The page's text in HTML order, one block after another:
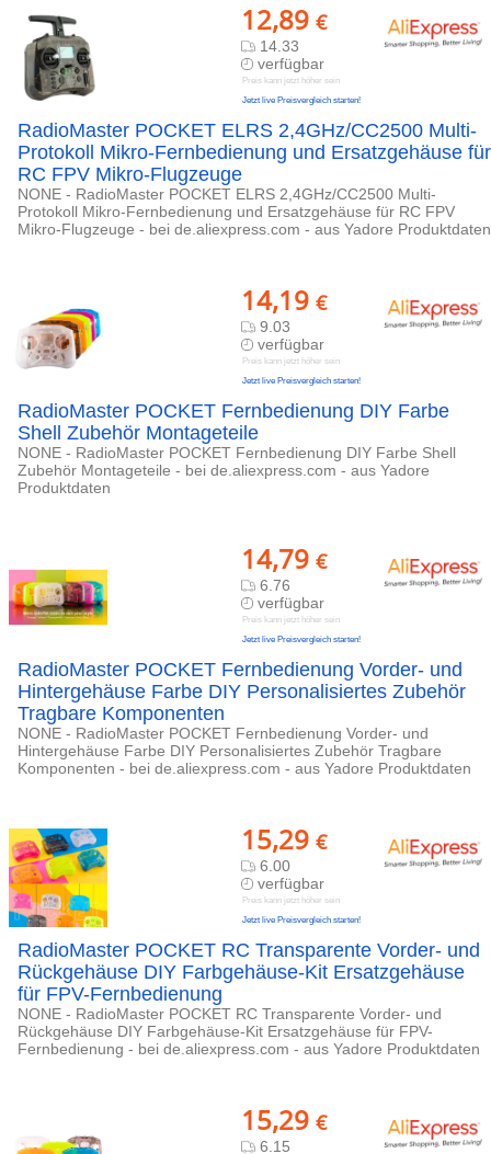
12,89 €
14.33
verfügbar
Preis kann jetzt höher sein
Jetzt live Preisvergleich starten!
RadioMaster POCKET ELRS 2,4GHz/CC2500 Multi-
Protokoll Mikro-Fernbedienung und Ersatzgehäuse für
RC FPV Mikro-Flugzeuge
NONE - RadioMaster POCKET ELRS 2,4GHz/CC2500 Multi-
Protokoll Mikro-Fernbedienung und Ersatzgehäuse für RC FPV
Mikro-Flugzeuge - bei de.aliexpress.com - aus Yadore Produktdaten
14,19 €
9.03
verfügbar
Preis kann jetzt höher sein
Jetzt live Preisvergleich starten!
RadioMaster POCKET Fernbedienung DIY Farbe
Shell Zubehör Montageteile
NONE - RadioMaster POCKET Fernbedienung DIY Farbe Shell
Zubehör Montageteile - bei de.aliexpress.com - aus Yadore
Produktdaten
14,79 €
6.76
verfügbar
Preis kann jetzt höher sein
Jetzt live Preisvergleich starten!
RadioMaster POCKET Fernbedienung Vorder- und
Hintergehäuse Farbe DIY Personalisiertes Zubehör
Tragbare Komponenten
NONE - RadioMaster POCKET Fernbedienung Vorder- und
Hintergehäuse Farbe DIY Personalisiertes Zubehör Tragbare
Komponenten - bei de.aliexpress.com - aus Yadore Produktdaten
15,29 €
6.00
verfügbar
Preis kann jetzt höher sein
Jetzt live Preisvergleich starten!
RadioMaster POCKET RC Transparente Vorder- und
Rückgehäuse DIY Farbgehäuse-Kit Ersatzgehäuse
für FPV-Fernbedienung
NONE - RadioMaster POCKET RC Transparente Vorder- und
Rückgehäuse DIY Farbgehäuse-Kit Ersatzgehäuse für FPV-
Fernbedienung - bei de.aliexpress.com - aus Yadore Produktdaten
15,29 €
6.15